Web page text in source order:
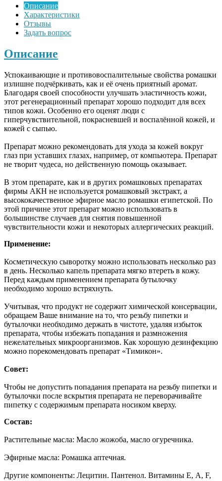
Описание
Характеристики
Отзывы
Задать вопрос
Описание
Успокаивающие и противовоспалительные свойства ромашки
излишне подчёркивать, как и её очень приятный аромат.
Благодаря своей способности улучшать эластичность кожи,
этот регенерационный препарат хорошо подходит для всех
типов кожи. Особенно его оценят люди с
гиперчувствительной, покрасневшей и воспалённой кожей, и
кожей с сыпью.
Препарат можно рекомендовать для ухода за кожей вокруг
глаз при уставших глазах, например, от компьютера. Препарат
не творит чудеса, но действенную помощь оказывает.
В этом препарате, как и в других ромашковых препаратах
фирмы АКН не используется ромашковый экстракт, а
высококачественное эфирное масло ромашки египетской. По
этой причине этот препарат можно использовать в
большинстве случаев для снятия повышенной
чувствительности кожи и некоторых аллергических реакций.
Применение:
Косметическую сыворотку можно использовать несколько раз
в день. Несколько капель препарата мягко втереть в кожу.
Перед каждым применением препарата бутылочку
необходимо хорошо встряхнуть.
Учитывая, что продукт не содержит химической консервации,
обращаем Ваше внимание на то, что резьбу пипетки и
бутылочки необходимо держать в чистоте, удаляя избыток
препарата, чтобы избежать попадания и размножения
нежелательных микроорганизмов. Как хорошую дезинфекцию
можно порекомендовать препарат «Тимикон».
Совет:
Чтобы не допустить попадания препарата на резьбу пипетки и
бутылочки после вскрытия препарата не переворачивайте
пипетку с содержимым препарата носиком кверху.
Состав:
Растительные масла: Масло жожоба, масло огуречника.
Эфирные масла: Ромашка аптечная.
Другие компоненты: Лецитин. Пантенол. Витамины Е, А, F,